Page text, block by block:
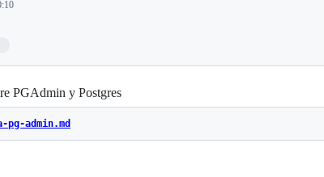
PGAdmin y Postgres
pg-admin.md